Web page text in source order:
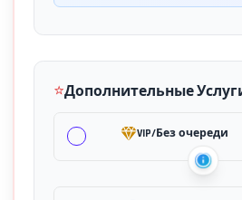
⭐Дополнительные
VIP/Без очереди